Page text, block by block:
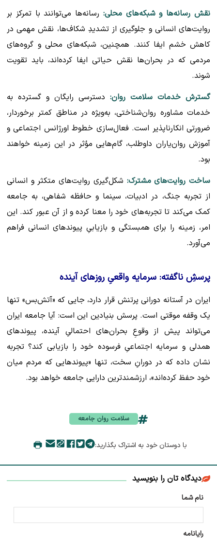
نقش رسانه‌ها و شبکه‌های محلی: رسانه‌ها می‌توانند با تمرکز بر
روایت‌های انسانی و جلوگیری از تشدیدِ شکاف‌ها، نقش مهمی در
کاهش خشم ایفا کنند. همچنین، شبکه‌های محلی و گروه‌های
مردمی که در بحران‌ها نقش حیاتی ایفا کرده‌اند، باید تقویت
شوند.
گسترش خدمات سلامت روان: دسترسی رایگان و گسترده به
خدمات مشاوره روان‌شناختی، به‌ویژه در مناطق کمتر برخوردار،
ضرورتی انکارناپذیر است. فعال‌سازی خطوط اورژانس اجتماعی و
آموزش روان‌یاران داوطلب، گام‌هایی مؤثر در این زمینه خواهند
بود.
ساخت روایت‌های مشترک: شکل‌گیری روایت‌های متکثر و انسانی
از تجربه جنگ، در ادبیات، سینما و حافظه شفاهی، به جامعه
کمک می‌کند تا تجربه‌های خود را معنا کرده و از آن عبور کند. این
امر، زمینه را برای همبستگی و بازیابیِ پیوندهای انسانی فراهم
می‌آورد.
پرسشِ ناگفته: سرمایه واقعیِ روزهای آینده
ایران در آستانه دورانی پرتنش قرار دارد، جایی که «آتش‌بس» تنها
یک وقفه موقتی است. پرسش بنیادین این است: آیا جامعه ایران
می‌تواند پیش از وقوعِ بحران‌های احتمالیِ آینده، پیوندهای
همدلی و سرمایه اجتماعیِ فرسوده خود را بازیابی کند؟ تجربه
نشان داده که در دورانِ سخت، تنها «پیوندهایی که مردم میان
خود حفظ کرده‌اند»، ارزشمندترین دارایی جامعه خواهد بود.
سلامت روان جامعه
با دوستان خود به اشتراک بگذارید:
دیدگاه تان را بنویسید
نام شما
رایانامه